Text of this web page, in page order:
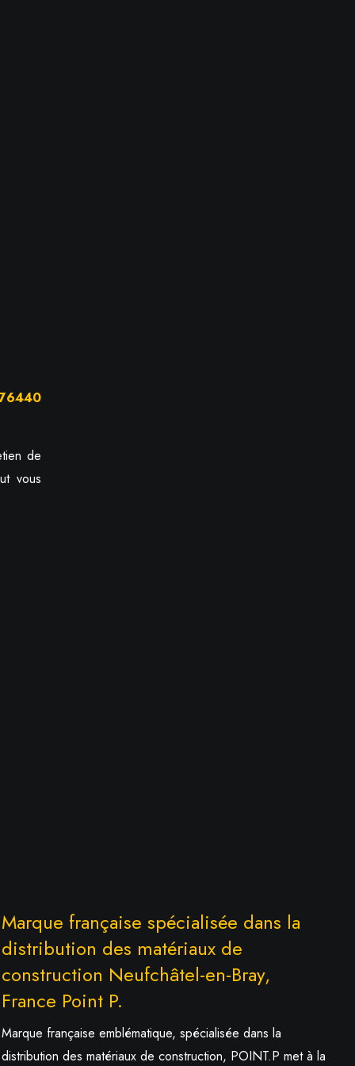
de
vous
Marque française spécialisée dans la
distribution des matériaux de
construction Neufchâtel-en-Bray,
France Point P.
Marque française emblématique, spécialisée dans la
distribution des matériaux de construction, POINT.P met à la